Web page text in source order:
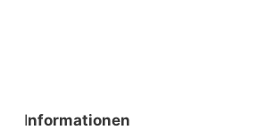
Informationen